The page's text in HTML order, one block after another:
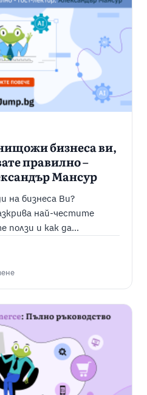
бизнеса ви,
правилно –
Мансур
на бизнеса Ви?
най-честите
ползи и как да